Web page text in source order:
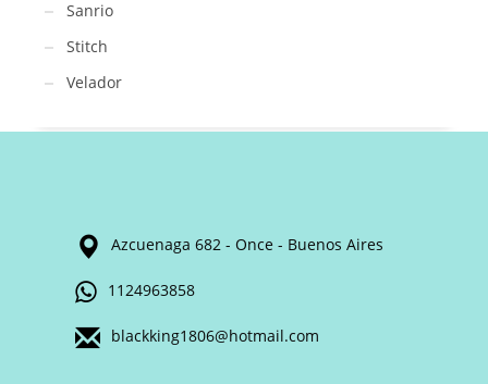
Sanrio
Stitch
Velador
Azcuenaga 682 - Once - Buenos Aires
1124963858
blackking1806@hotmail.com